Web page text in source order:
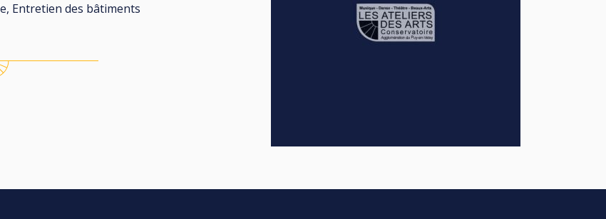
Entretien des bâtiments